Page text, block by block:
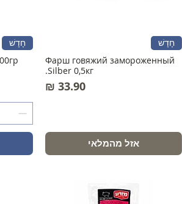
חָדָשׁ
Фарш говяжий замороженный
Silber 0,5кг.
מחיר‏33.90 ‏₪
אזל מהמלאי
חָדָשׁ